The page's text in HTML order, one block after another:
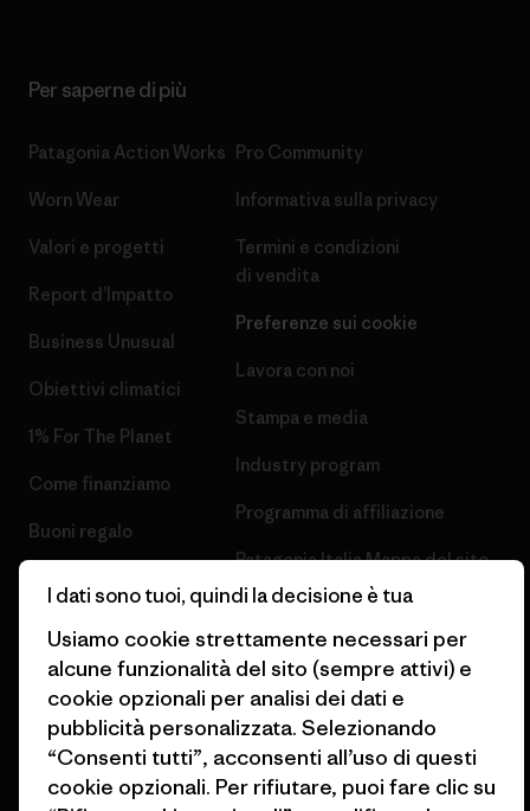
Per saperne di più
Patagonia Action Works
Worn Wear
Valori e progetti
Report d’Impatto
Business Unusual
Obiettivi climatici
1% For The Planet
Come finanziamo
Buoni regalo
Pro Community
Informativa sulla privacy
Termini e condizioni
di vendita
Preferenze sui cookie
Lavora con noi
Stampa e media
Industry program
Programma di affiliazione
Patagonia Italia Mappa del sito
© 2026 Patagonia, Inc. All Rights Reserved.
I dati sono tuoi, quindi la decisione è tua
Usiamo cookie strettamente necessari per
alcune funzionalità del sito (sempre attivi) e
cookie opzionali per analisi dei dati e
pubblicità personalizzata. Selezionando
“Consenti tutti”, acconsenti all’uso di questi
cookie opzionali. Per rifiutare, puoi fare clic su